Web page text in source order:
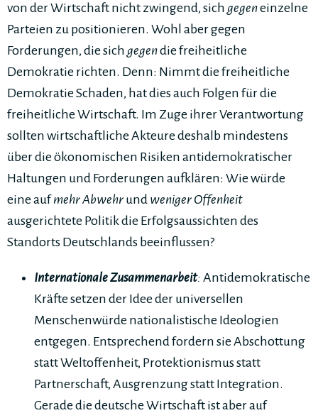
von der Wirtschaft nicht zwingend, sich gegeneinzelne
Parteien zu positionieren. Wohl aber gegen
Forderungen, die sich gegendie freiheitliche
Demokratie richten. Denn: Nimmt die freiheitliche
Demokratie Schaden, hat dies auch Folgen für die
freiheitliche Wirtschaft. Im Zuge ihrer Verantwortung
sollten wirtschaftliche Akteure deshalb mindestens
über die ökonomischen Risiken antidemokratischer
Haltungen und Forderungen aufklären: Wie würde
eine aufmehr Abwehr und weniger Offenheit
ausgerichtete Politik die Erfolgsaussichten des
Standorts Deutschlands beeinflussen?
Internationale Zusammenarbeit: Antidemokratische
Kräfte setzen der Idee der universellen
Menschenwürde nationalistische Ideologien
entgegen. Entsprechend fordern sie Abschottung
statt Weltoffenheit, Protektionismus statt
Partnerschaft, Ausgrenzung statt Integration.
Gerade die deutsche Wirtschaft ist aber auf